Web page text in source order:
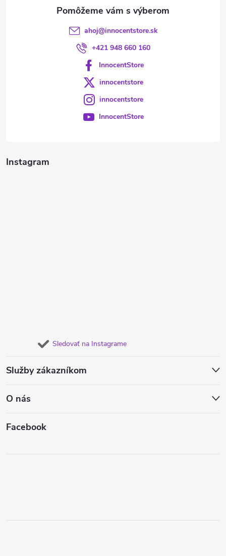
Instagram
Sledovať na Instagrame
Služby zákazníkom
O nás
Facebook
ahoj@innocentstore.sk
+421 948 660 160
InnocentStore
innocentstore
innocentstore
InnocentStore